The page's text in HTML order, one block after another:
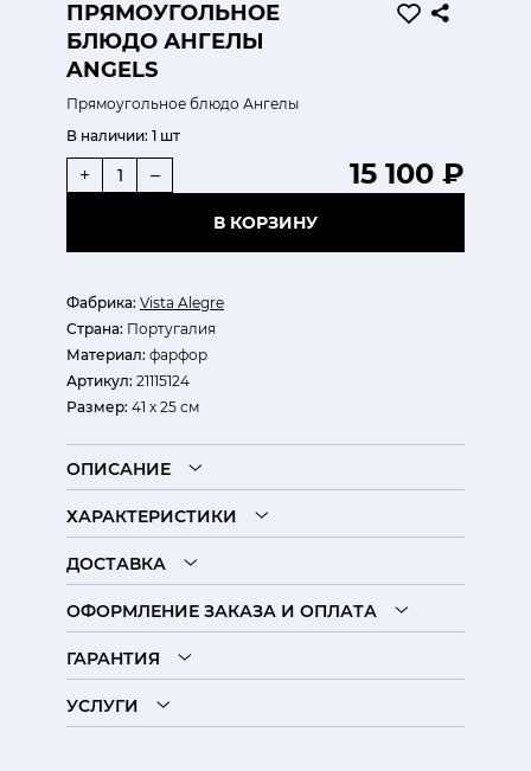
ПРЯМОУГОЛЬНОЕ
БЛЮДО АНГЕЛЫ
ANGELS
Прямоугольное блюдо Ангелы
Фабрика: Vista Alegre
Страна: Португалия
Материал: фарфор
Артикул: 21115124
Размер: 41 х 25 см
В наличии: 1 шт
15 100 ₽
+ –
В КОРЗИНУ
ОПИСАНИЕ
ХАРАКТЕРИСТИКИ
ДОСТАВКА
ОФОРМЛЕНИЕ ЗАКАЗА И ОПЛАТА
ГАРАНТИЯ
УСЛУГИ